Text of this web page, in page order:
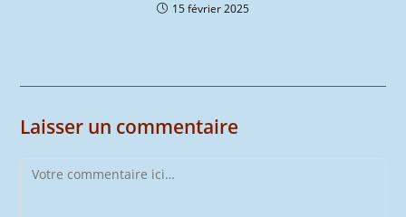
15 février 2025
Laisser un commentaire
Comment